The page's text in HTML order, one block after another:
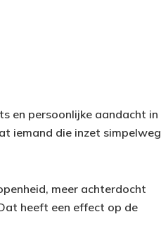
en persoonlijke aandacht in
iemand die inzet simpelweg
meer achterdocht
heeft een effect op de